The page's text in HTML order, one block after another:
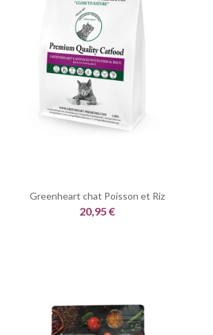
Greenheart chat Poisson et Riz
20,95 €